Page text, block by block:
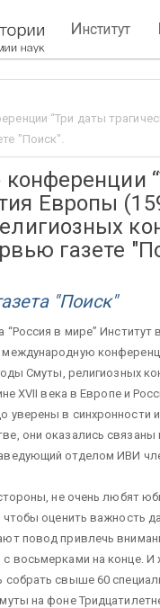
Институт
“Три даты
"Поиск".
Европы
газете
"Поиск"
“Россия в мире”
Смуты, религиозных
XVII века в Европе и
уверены в синхронности
они оказались
отделом ИВИ
не очень любят
оценить важность
повод привлечь
восьмерками на конце.
собрать свыше 60
на фоне